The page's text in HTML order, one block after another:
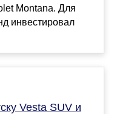
Montana. Для
инвестировал
Vesta SUV и